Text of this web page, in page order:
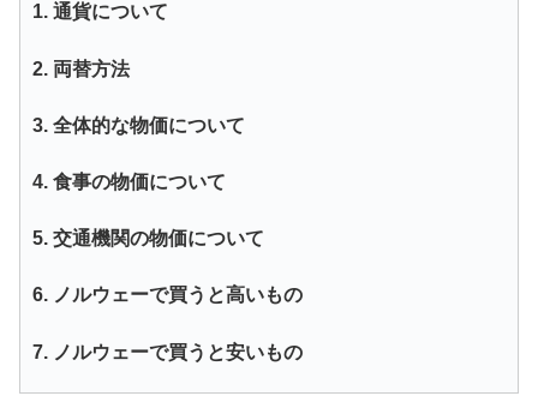
1. 通貨について
2. 両替方法
3. 全体的な物価について
4. 食事の物価について
5. 交通機関の物価について
6. ノルウェーで買うと高いもの
7. ノルウェーで買うと安いもの